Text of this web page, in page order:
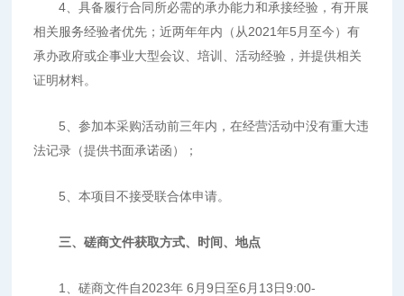
4、具备履行合同所必需的承办能力和承接经验，有开展
相关服务经验者优先；近两年年内（从2021年5月至今）有
承办政府或企事业大型会议、培训、活动经验，并提供相关
证明材料。
5、参加本采购活动前三年内，在经营活动中没有重大违
法记录（提供书面承诺函）；
5、本项目不接受联合体申请。
三、 磋商文件获取方式、时间、地点
1、磋商文件自2023年 6月9日至6月13日9:00-